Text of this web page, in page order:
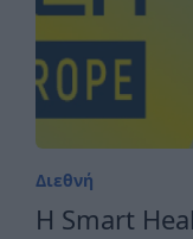
Διεθνή
H Smart